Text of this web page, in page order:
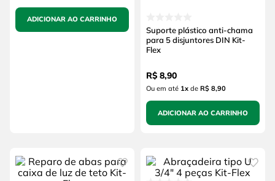
ADICIONAR AO CARRINHO
Suporte plástico anti-chama
para 5 disjuntores DIN Kit-
Flex
R$ 8,90
Ou em até 1xde R$ 8,90
ADICIONAR AO CARRINHO